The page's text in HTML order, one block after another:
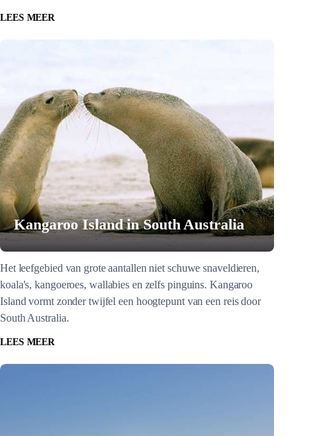
LEES MEER
Kangaroo Island in South Australia
Het leefgebied van grote aantallen niet schuwe snaveldieren,
koala's, kangoeroes, wallabies en zelfs pinguins. Kangaroo
Island vormt zonder twijfel een hoogtepunt van een reis door
South Australia.
LEES MEER